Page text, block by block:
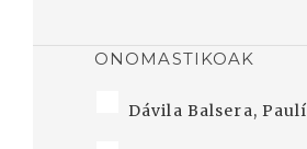
ONOMASTIKOAK
Dávila Balsera, Paulí